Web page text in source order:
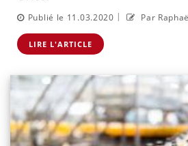
Publié le 11.03.2020 | Par
LIRE L'ARTICLE